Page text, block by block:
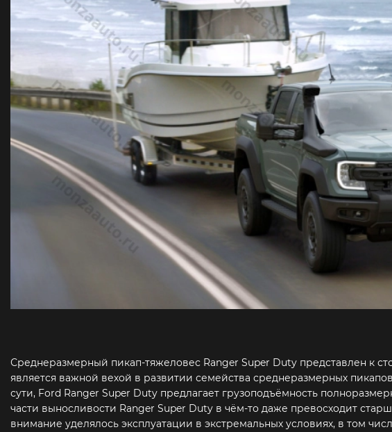
Среднеразмерный пикап-тяжеловес Ranger Super Duty представлен к
является важной вехой в развитии семейства среднеразмерных
сути, Ford Ranger Super Duty предлагает грузоподъёмность
части выносливости Ranger Super Duty в чём-то даже превосходит
внимание уделялось эксплуатации в экстремальных условиях, в том